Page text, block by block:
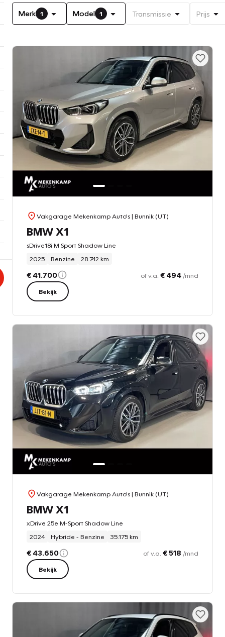
Merk 1 Model 1 Transmissie Prijs
Vakgarage Mekenkamp Auto's| Bunnik (UT)
BMW X1
sDrive18i M Sport Shadow Line
2025
Benzine 28.742 km
€ 41.700 of v.a. € 494 /mnd
Bekijk
Vakgarage Mekenkamp Auto's| Bunnik (UT)
BMW X1
xDrive 25e M-Sport Shadow Line
2024
Hybride - Benzine 35.175 km
€ 43.650 of v.a. € 518 /mnd
Bekijk